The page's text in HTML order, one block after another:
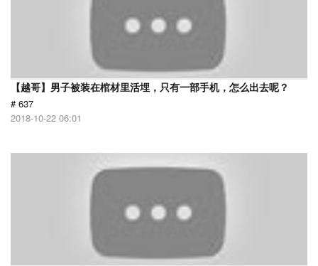
【越哥】男子被装在棺材里活埋，只有一部手机，怎么出去呢？
# 637
2018-10-22 06:01